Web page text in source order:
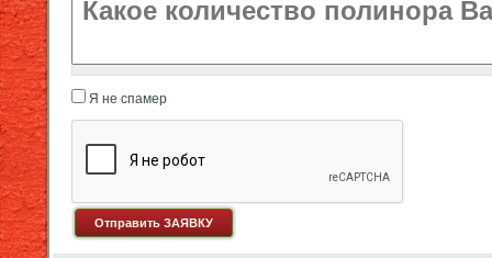
Я не спамер
Я спамер